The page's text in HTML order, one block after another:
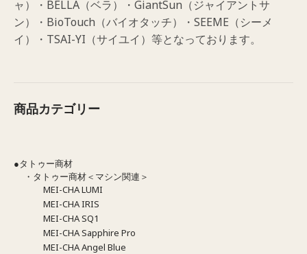
ャ）・BELLA（ベラ）・GiantSun（ジャイアントサ
ン）・BioTouch（バイオタッチ）・SEEME（シーメ
イ）・TSAI-YI（サイユイ）等となっております。
商品カテゴリー
●タトゥー商材
・タトゥー商材＜マシン関連＞
MEI-CHA LUMI
MEI-CHA IRIS
MEI-CHA SQ1
MEI-CHA Sapphire Pro
MEI-CHA Angel Blue